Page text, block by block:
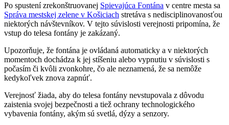
Po spustení zrekonštruovanej Spievajúca Fontána v centre mesta sa
Správa mestskej zelene v Košiciach stretáva s nedisciplinovanosťou
niektorých návštevníkov. V tejto súvislosti verejnosti pripomína, že
vstup do telesa fontány je zakázaný.
Upozorňuje, že fontána je ovládaná automaticky a v niektorých
momentoch dochádza k jej stíšeniu alebo vypnutiu v súvislosti s
počasím či kvôli zvonkohre, čo ale neznamená, že sa nemôže
kedykoľvek znova zapnúť.
Verejnosť žiada, aby do telesa fontány nevstupovala z dôvodu
zaistenia svojej bezpečnosti a tiež ochrany technologického
vybavenia fontány, akým sú svetlá, dýzy a senzory.